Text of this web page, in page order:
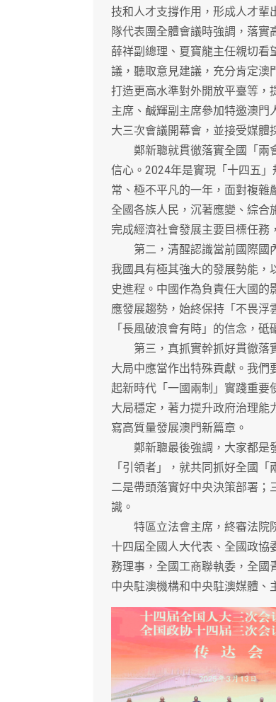
技和人才支撐作用，形成人才輩
隊代表團全體會議時強調，落
薛祥副總理、夏寶龍主任親切
議，聽取意見建議，充分肯定澳
打造更高水準對外開放平臺等，
主席、鹹輝副主席參加特邀澳門
大三次會議開幕會，並接受媒體
鄭新聰就貫徹落實全國「兩會
信心。2024年是實現「十四五
常、極不平凡的一年，面對複雜
全國各族人民，沉著應變、綜合
完成經濟社會發展主要目標任務
第二，清醒認識當前國際國內
我國具有極其強大的發展勢能，
史進程。中國作為負責任大國
應發展趨勢，始終保持「不畏浮
「長風破浪會有時」的信念，砥
第三，真抓實幹抓好貫徹落
大局中應當作出特殊貢獻。我們
起新時代「一國兩制」實踐重要
大局穩定，著力提升政府治理
寫高質量發展澳門新篇章。
鄭新聰最後強調，大家都是發
「引領者」，就共同抓好全國
二是帶頭落實好中央決策部署
識。
特區立法會主席，終審法院院
十四屆全國人大代表、全國政協
務理事，全國工商聯執委，全國
中央駐澳機構和中央駐澳媒體、